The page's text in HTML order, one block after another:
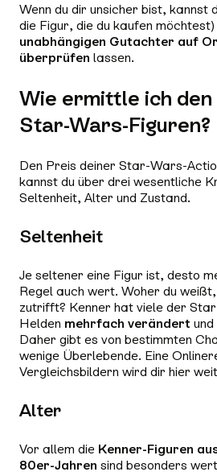
Wenn du dir unsicher bist, kannst
die Figur, die du kaufen möchtest)
unabhängigen Gutachter auf
überprüfen lassen.
Wie ermittle ich
Star-Wars-Figuren?
Den Preis deiner Star-Wars-
kannst du über drei wesentliche
Seltenheit, Alter und Zustand.
Seltenheit
Je seltener eine Figur ist, desto
Regel auch wert. Woher du
zutrifft? Kenner hat viele der
Helden mehrfach verändert und
Daher gibt es von bestimmten
wenige Überlebende. Eine
Vergleichsbildern wird dir hier
Alter
Vor allem die Kenner-Figuren
80er-Jahren sind besonders